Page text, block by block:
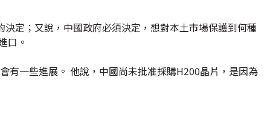
定；又說，中國政府必須決定，想對本土市場保護到何種
口。
有一些進展。 他說，中國尚未批准採購H200晶片，是因為